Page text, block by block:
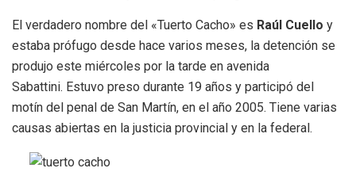
El verdadero nombre del «Tuerto Cacho» es Raúl Cuello y
estaba prófugo desde hace varios meses, la detención se
produjo este miércoles por la tarde en avenida
Sabattini. Estuvo preso durante 19 años y participó del
motín del penal de San Martín, en el año 2005. Tiene varias
causas abiertas en la justicia provincial y en la federal.